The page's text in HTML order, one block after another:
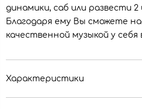
динамики, саб или развести
Благодаря ему Вы сможете
качественной музыкой у себя
Характеристики